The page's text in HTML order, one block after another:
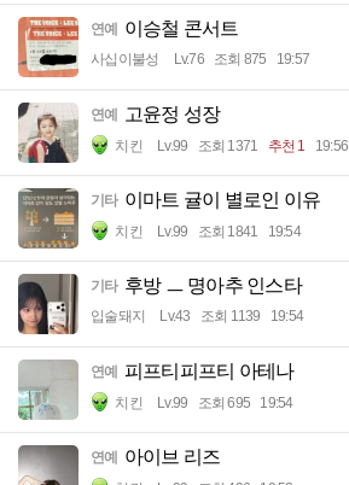
연예 이승철 콘서트
사십이불성 Lv.76 조회 875 19:57
연예 고윤정 성장
치킨 Lv.99 조회 1371 추천 1 19:56
기타 이마트 귤이 별로인 이유
치킨 Lv.99 조회 1841 19:54
기타 후방 ㅡ 명아추 인스타
입술돼지 Lv.43 조회 1139 19:54
연예 피프티피프티 아테나
치킨 Lv.99 조회 695 19:54
연예 아이브 리즈